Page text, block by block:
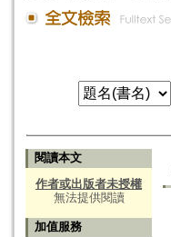
閱讀本文
作者或出版者未授權
無法提供閱讀
加值服務